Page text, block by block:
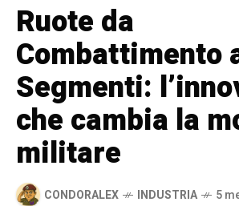
Ruote da
Combattimento
Segmenti:
che cambia la
militare
CONDORALEX INDUSTRIA
5